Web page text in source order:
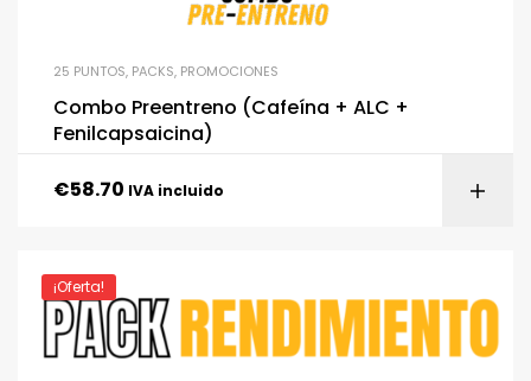
25 PUNTOS, PACKS, PROMOCIONES
Combo Preentreno (Cafeína + ALC +
Fenilcapsaicina)
€58.70 IVA incluido
¡Oferta!